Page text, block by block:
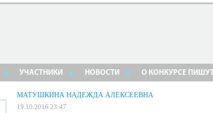
УЧАСТНИКИ НОВОСТИ О КОНКУРСЕ ПИШУТ
МАТУШКИНА НАДЕЖДА АЛЕКСЕЕВНА
19.10.2016 23:47